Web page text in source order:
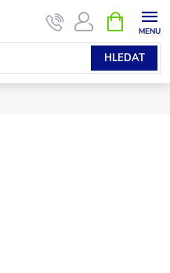
HLEDAT
NÁKUPNÍ
KOŠÍK